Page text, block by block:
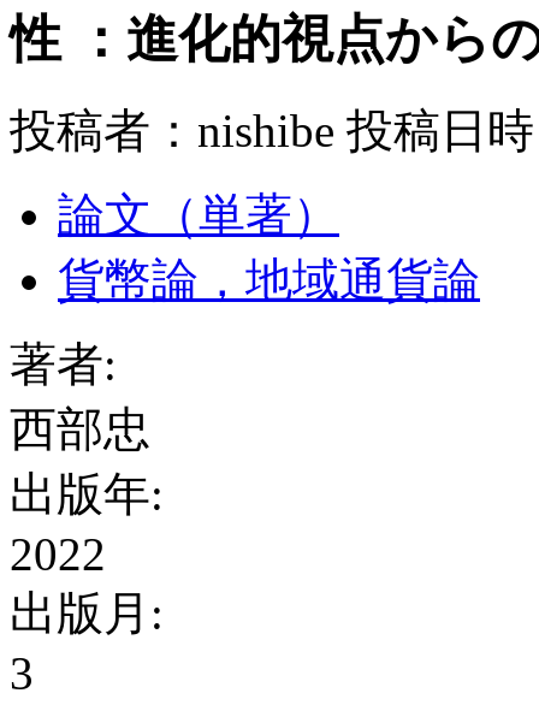
性 ：進化的視点から
投稿者：nishibe 投稿日
論文（単著）
貨幣論，地域通貨論
著者:
西部忠
出版年:
2022
出版月:
3